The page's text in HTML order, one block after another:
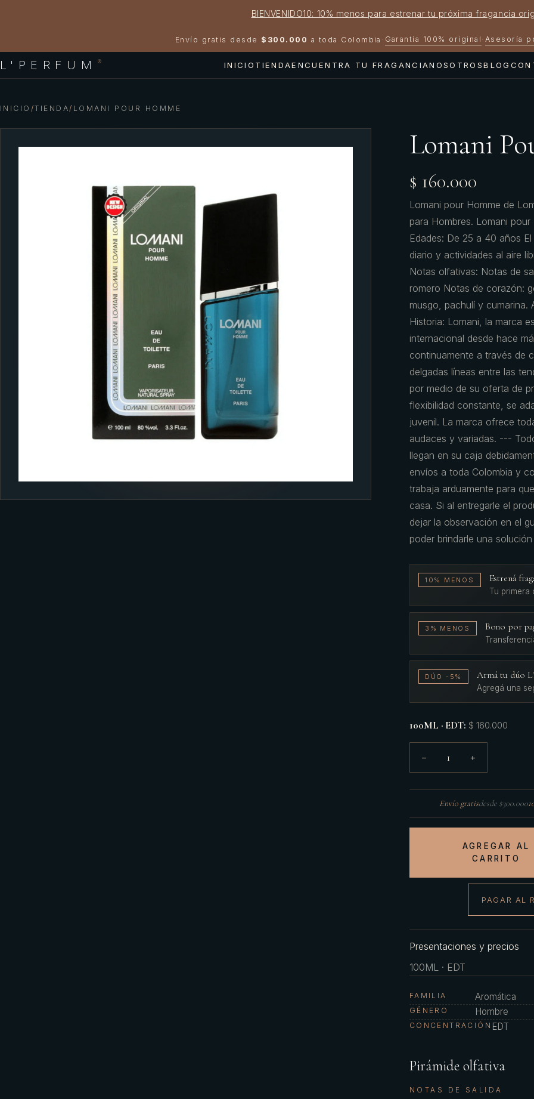
BIENVENIDO10: 10% menos para estrenar tu próxima fragancia
Envío gratis desde $300.000 a toda Colombia · Garantía 100% original · Asesoría
L'PERFUM ® INICIO TIENDAENCUENTRA TU FRAGANCIANOSOTROSBLOG
INICIO /TIENDA/ LOMANI POUR HOMME
Lomani
$ 160.000
Lomani pour Homme de
para Hombres. Lomani
Edades: De 25 a 40 años
diario y actividades al aire
Notas olfativas: Notas de
romero Notas de corazón:
musgo, pachulí y cumarina.
Historia: Lomani, la marca
internacional desde hace
continuamente a través de
delgadas líneas entre las
por medio de su oferta de
flexibilidad constante, se
juvenil. La marca ofrece
audaces y variadas. ---
llegan en su caja
envíos a toda Colombia y
trabaja arduamente para
casa. Si al entregarle el
dejar la observación en el
poder brindarle una
10% MENOS Estrená
Tu primera
3% MENOS Bono por
DÚO -5% Armá tu dúo
Agregá una
100ML · EDT: $ 160.000
− 1 +
Envío gratisdesde $300.000
AGREGAR AL
CARRITO
PAGAR AL
Presentaciones y precios
100ML · EDT
FAMILIA Aromática
GÉNERO Hombre
CONCENTRACIÓN EDT
Pirámide olfativa
NOTAS DE SALIDA